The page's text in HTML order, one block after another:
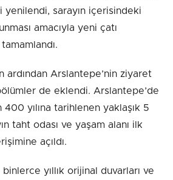
sarayın içerisindeki
amacıyla yeni çatı
ardından Arslantepe’nin ziyaret
de eklendi. Arslantepe’de
yılına tarihlenen yaklaşık 5
taht odası ve yaşam alanı ilk
açıldı.
binlerce yıllık orijinal duvarları ve